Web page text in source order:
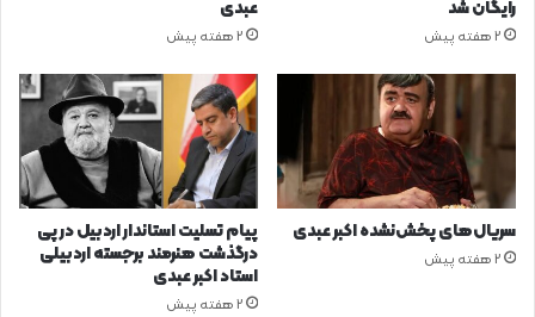
رایگان شد
2 هفته پیش
عبدی
2 هفته پیش
سریال‌های پخش‌نشده اکبر عبدی
2 هفته پیش
پیام تسلیت استاندار اردبیل در پی
درگذشت هنرمند برجسته اردبیلی
استاد اکبر عبدی
2 هفته پیش